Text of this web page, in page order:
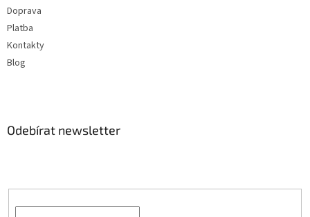
Doprava
Platba
Kontakty
Blog
Odebírat newsletter